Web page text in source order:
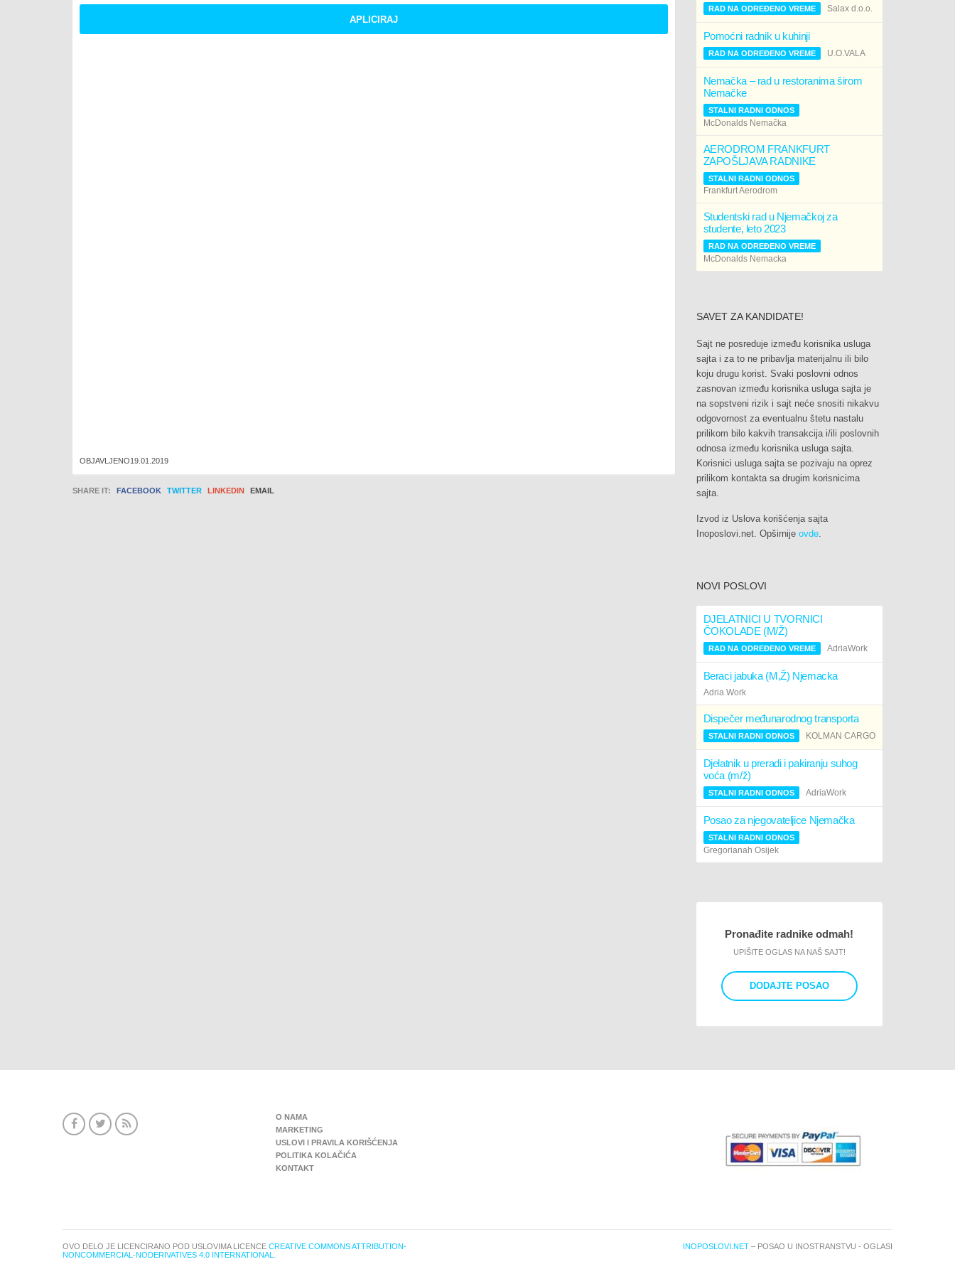
OBJAVLJENO19.01.2019
SHARE IT: FACEBOOK TWITTER LINKEDIN EMAIL
RAD NA ODREĐENO VREME Salax d.o.o.
Pomoćni radnik u kuhinji
RAD NA ODREĐENO VREME U.O.VALA
Nemačka – rad u restoranima širom
Nemačke
STALNI RADNI ODNOS
McDonalds Nemačka
AERODROM FRANKFURT
ZAPOŠLJAVA RADNIKE
STALNI RADNI ODNOS
Frankfurt Aerodrom
Studentski rad u Njemačkoj za
studente, leto 2023
RAD NA ODREĐENO VREME
McDonalds Nemacka
SAVET ZA KANDIDATE!
Sajt ne posreduje između korisnika usluga
sajta i za to ne pribavlja materijalnu ili bilo
koju drugu korist. Svaki poslovni odnos
zasnovan između korisnika usluga sajta je
na sopstveni rizik i sajt neće snositi nikakvu
odgovornost za eventualnu štetu nastalu
prilikom bilo kakvih transakcija i/ili poslovnih
odnosa između korisnika usluga sajta.
Korisnici usluga sajta se pozivaju na oprez
prilikom kontakta sa drugim korisnicima
sajta.
Izvod iz Uslova korišćenja sajta
Inoposlovi.net. Opširnije ovde.
NOVI POSLOVI
DJELATNICI U TVORNICI
ČOKOLADE (M/Ž)
RAD NA ODREĐENO VREME AdriaWork
Beraci jabuka (M,Ž) Njemacka
Adria Work
Dispečer međunarodnog transporta
STALNI RADNI ODNOS KOLMAN CARGO
Djelatnik u preradi i pakiranju suhog
voća (m/ž)
STALNI RADNI ODNOS AdriaWork
Posao za njegovateljice Njemačka
STALNI RADNI ODNOS
Gregorianah Osijek
Pronađite radnike odmah!
UPIŠITE OGLAS NA NAŠ SAJT!
DODAJTE POSAO
O NAMA
MARKETING
USLOVI I PRAVILA KORIŠĆENJA
POLITIKA KOLAČIĆA
KONTAKT
OVO DELO JE LICENCIRANO POD USLOVIMA LICENCE CREATIVE COMMONS ATTRIBUTION-
NONCOMMERCIAL-NODERIVATIVES 4.0 INTERNATIONAL.
INOPOSLOVI.NET – POSAO U INOSTRANSTVU - OGLASI